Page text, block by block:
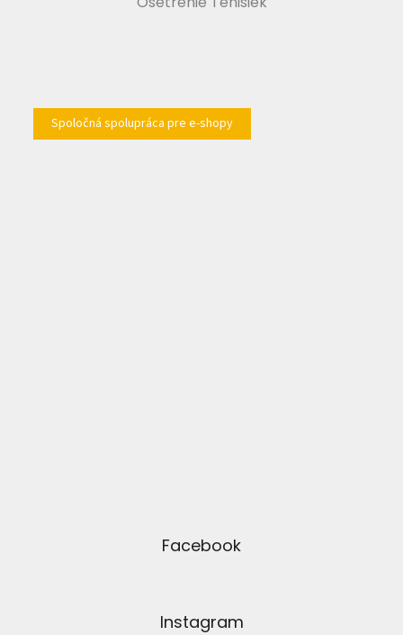
Spoločná spolupráca pre e-shopy
Facebook
Instagram